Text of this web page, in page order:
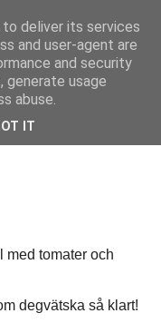
andra tankar om livet
med tomater och
degvätska så klart!
deliver its services
and user-agent are
and security
generate usage
abuse.
IT